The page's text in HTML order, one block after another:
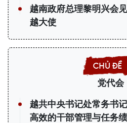
越南政府总理黎明兴会
越大使
党代会
越共中央书记处常务书
高效的干部管理与任务